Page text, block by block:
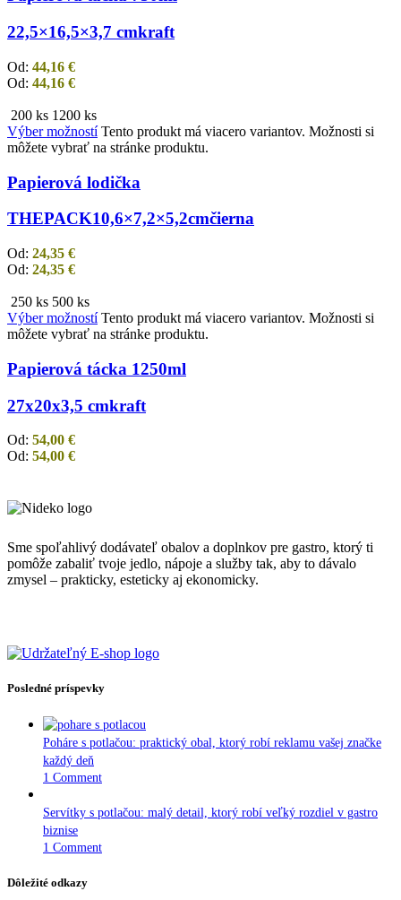
22,5×16,5×3,7 cmkraft
Od: 44,16 €
Od: 44,16 €
200 ks 1200 ks
Výber možností Tento produkt má viacero variantov. Možnosti si
môžete vybrať na stránke produktu.
Papierová lodička
THEPACK10,6×7,2×5,2cmčierna
Od: 24,35 €
Od: 24,35 €
250 ks 500 ks
Výber možností Tento produkt má viacero variantov. Možnosti si
môžete vybrať na stránke produktu.
Papierová tácka 1250ml
27x20x3,5 cmkraft
Od: 54,00 €
Od: 54,00 €
Sme spoľahlivý dodávateľ obalov a doplnkov pre gastro, ktorý ti
pomôže zabaliť tvoje jedlo, nápoje a služby tak, aby to dávalo
zmysel – prakticky, esteticky aj ekonomicky.
Posledné príspevky
Poháre s potlačou: praktický obal, ktorý robí reklamu vašej značke
každý deň
1 Comment
Servítky s potlačou: malý detail, ktorý robí veľký rozdiel v gastro
biznise
1 Comment
Dôležité odkazy